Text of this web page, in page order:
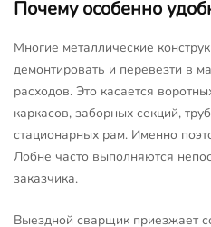
Почему особенно
Многие металлические
демонтировать и перевезти в
расходов. Это касается
каркасов, заборных секций,
стационарных рам. Именно
Лобне часто выполняются
заказчика.
Выездной сварщик приезжает